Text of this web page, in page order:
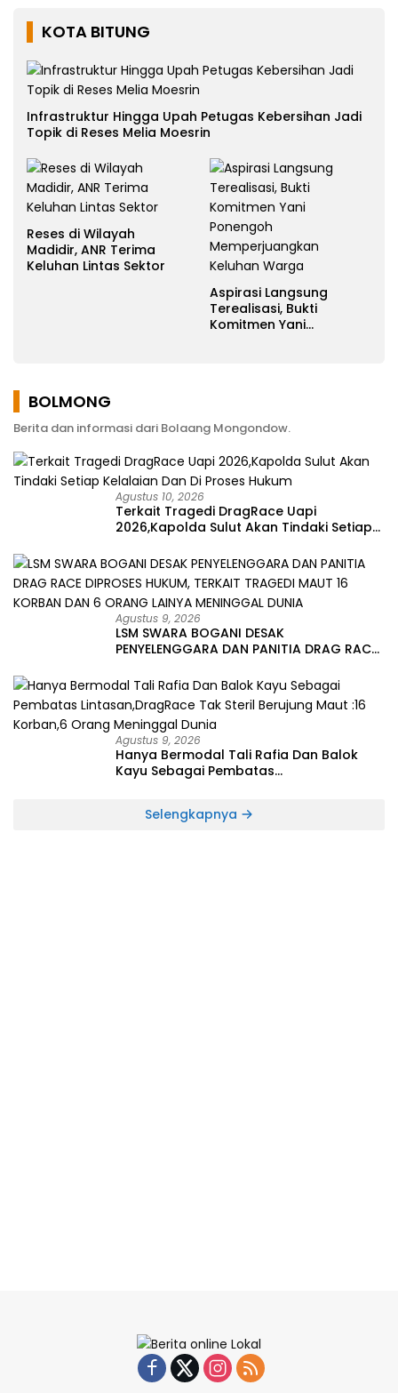
KOTA BITUNG
Infrastruktur Hingga Upah Petugas Kebersihan Jadi
Topik di Reses Melia Moesrin
Reses di Wilayah
Madidir, ANR Terima
Keluhan Lintas Sektor
Aspirasi Langsung
Terealisasi, Bukti
Komitmen Yani
BOLMONG
Berita dan informasi dari Bolaang Mongondow.
Agustus 10, 2026
Terkait Tragedi DragRace Uapi
2026,Kapolda Sulut Akan Tindaki Setiap
Agustus 9, 2026
LSM SWARA BOGANI DESAK
PENYELENGGARA DAN PANITIA DRAG RACE
16 KORBAN DAN 6 ORANG LAINYA
MENINGGAL DUNIA
Agustus 9, 2026
Hanya Bermodal Tali Rafia Dan Balok
Kayu Sebagai Pembatas
DuniaSelengkapnya